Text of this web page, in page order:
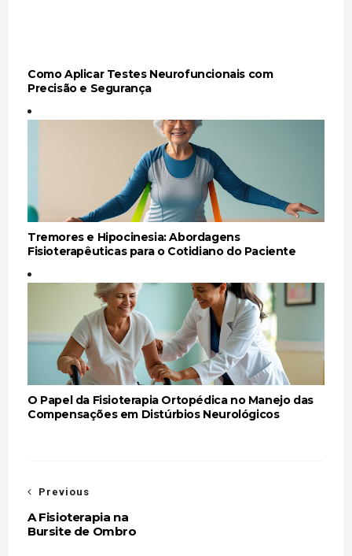
Como Aplicar Testes Neurofuncionais com
Precisão e Segurança
Tremores e Hipocinesia: Abordagens
Fisioterapêuticas para o Cotidiano do Paciente
O Papel da Fisioterapia Ortopédica no Manejo das
Compensações em Distúrbios Neurológicos
Previous
A Fisioterapia na
Bursite de Ombro